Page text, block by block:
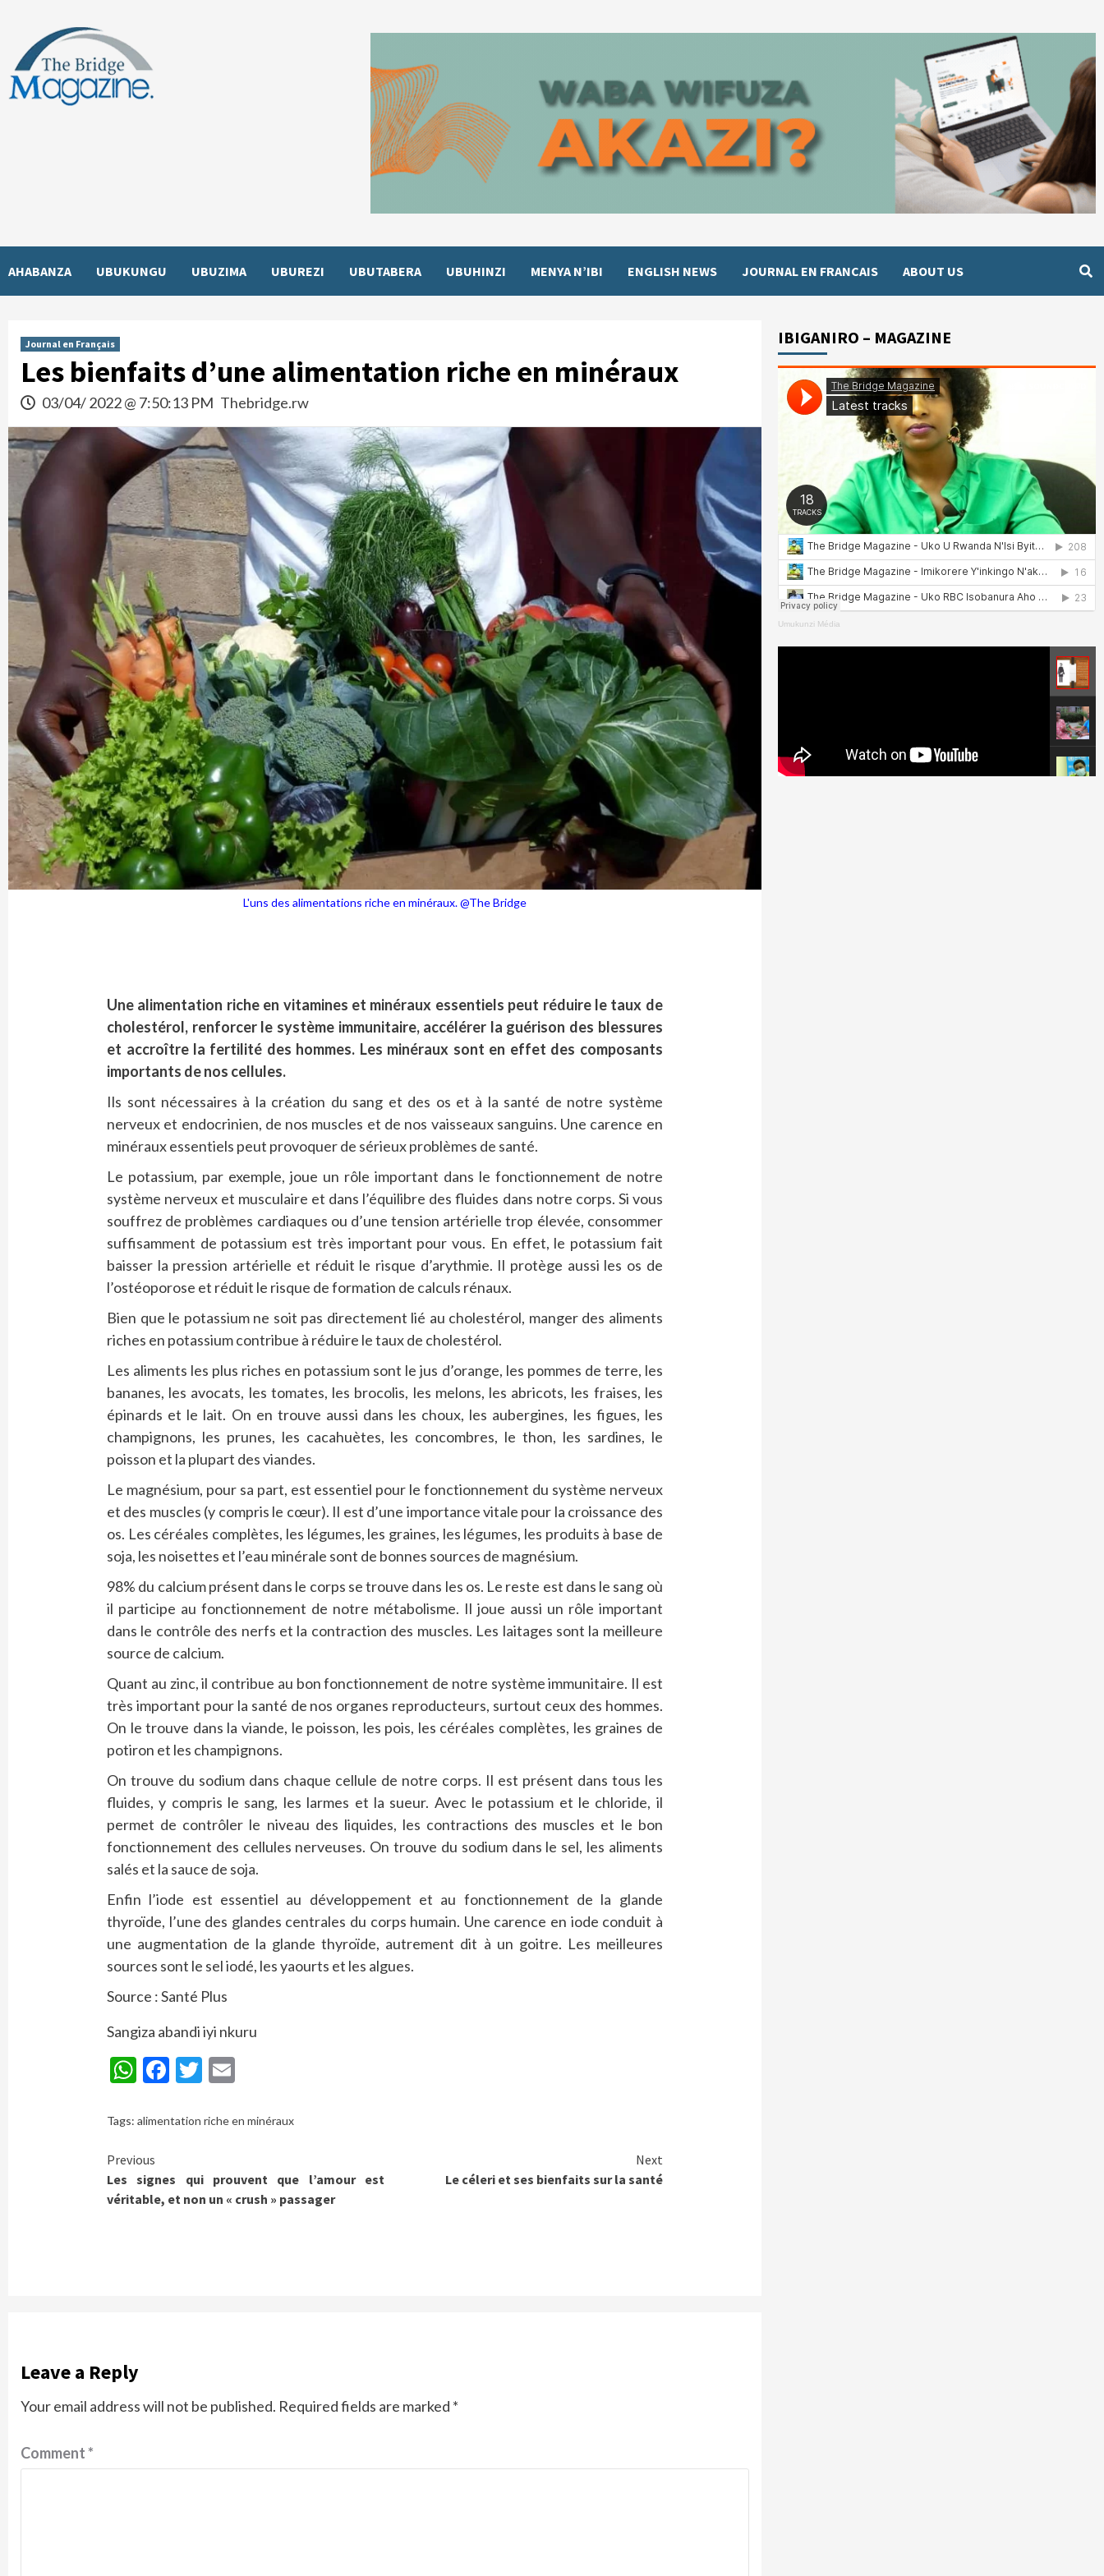
content
AHABANZA UBUKUNGU UBUZIMA UBUREZI UBUTABERA UBUHINZI MENYA N’IBI ENGLISH NEWS JOURNAL EN FRANCAIS ABOUT US
Journal en Français
Les bienfaits d’une alimentation riche en minéraux
03/04/ 2022 @ 7:50:13 PM Thebridge.rw
L'uns des alimentations riche en minéraux. @The Bridge
Une alimentation riche en vitamines et minéraux essentiels peut réduire le taux de
cholestérol, renforcer le système immunitaire, accélérer la guérison des blessures
et accroître la fertilité des hommes. Les minéraux sont en effet des composants
importants de nos cellules.
Ils sont nécessaires à la création du sang et des os et à la santé de notre système
nerveux et endocrinien, de nos muscles et de nos vaisseaux sanguins. Une carence en
minéraux essentiels peut provoquer de sérieux problèmes de santé.
Le potassium, par exemple, joue un rôle important dans le fonctionnement de notre
système nerveux et musculaire et dans l’équilibre des fluides dans notre corps. Si vous
souffrez de problèmes cardiaques ou d’une tension artérielle trop élevée, consommer
suffisamment de potassium est très important pour vous. En effet, le potassium fait
baisser la pression artérielle et réduit le risque d’arythmie. Il protège aussi les os de
l’ostéoporose et réduit le risque de formation de calculs rénaux.
Bien que le potassium ne soit pas directement lié au cholestérol, manger des aliments
riches en potassium contribue à réduire le taux de cholestérol.
Les aliments les plus riches en potassium sont le jus d’orange, les pommes de terre, les
bananes, les avocats, les tomates, les brocolis, les melons, les abricots, les fraises, les
épinards et le lait. On en trouve aussi dans les choux, les aubergines, les figues, les
champignons, les prunes, les cacahuètes, les concombres, le thon, les sardines, le
poisson et la plupart des viandes.
Le magnésium, pour sa part, est essentiel pour le fonctionnement du système nerveux
et des muscles (y compris le cœur). Il est d’une importance vitale pour la croissance des
os. Les céréales complètes, les légumes, les graines, les légumes, les produits à base de
soja, les noisettes et l’eau minérale sont de bonnes sources de magnésium.
98% du calcium présent dans le corps se trouve dans les os. Le reste est dans le sang où
il participe au fonctionnement de notre métabolisme. Il joue aussi un rôle important
dans le contrôle des nerfs et la contraction des muscles. Les laitages sont la meilleure
source de calcium.
Quant au zinc, il contribue au bon fonctionnement de notre système immunitaire. Il est
très important pour la santé de nos organes reproducteurs, surtout ceux des hommes.
On le trouve dans la viande, le poisson, les pois, les céréales complètes, les graines de
potiron et les champignons.
On trouve du sodium dans chaque cellule de notre corps. Il est présent dans tous les
fluides, y compris le sang, les larmes et la sueur. Avec le potassium et le chloride, il
permet de contrôler le niveau des liquides, les contractions des muscles et le bon
fonctionnement des cellules nerveuses. On trouve du sodium dans le sel, les aliments
salés et la sauce de soja.
Enfin l’iode est essentiel au développement et au fonctionnement de la glande
thyroïde, l’une des glandes centrales du corps humain. Une carence en iode conduit à
une augmentation de la glande thyroïde, autrement dit à un goitre. Les meilleures
sources sont le sel iodé, les yaourts et les algues.
Source : Santé Plus
Sangiza abandi iyi nkuru
WhatsApp
Facebook
Twitter
Tags:alimentation riche en minéraux
Continue
Reading
Previous
Les signes qui prouvent que l’amour est
véritable, et non un « crush » passager
Next
Le céleri et ses bienfaits sur la santé
Leave a Reply
Your email address will not be published. Required fields are marked *
Comment*
IBIGANIRO – MAGAZINE
Umukunzi Média